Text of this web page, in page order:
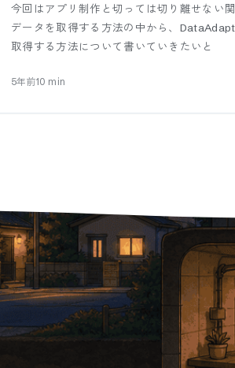
今回はアプリ制作と切っては切り離せない
データを取得する方法の中から、
取得する方法について書いていきたいと
5年前10 min